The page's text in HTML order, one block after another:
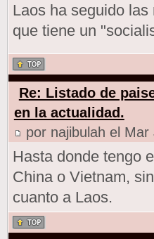
Laos ha seguido
que tiene un
Re: Listado de
en la actualidad.
por najibulah el
Hasta donde tengo
China o Vietnam,
cuanto a Laos.